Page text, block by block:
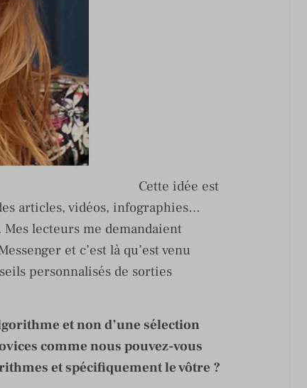
Cette idée est
articles, vidéos, infographies…
lecteurs me demandaient
et c’est là qu’est venu
personnalisés de sorties
et non d’une sélection
comme nous pouvez-vous
et spécifiquement le vôtre ?